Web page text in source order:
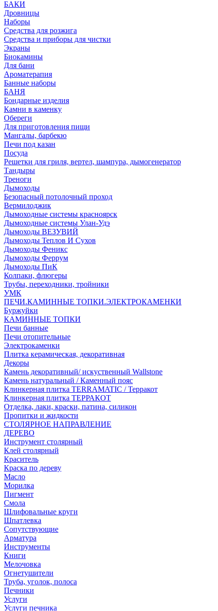
БАКИ
Дровницы
Наборы
Средства для розжига
Средства и приборы для чистки
Экраны
Биокамины
Для бани
Ароматерапия
Банные наборы
БАНЯ
Бондарные изделия
Камни в каменку
Обереги
Для приготовления пищи
Мангалы, барбекю
Печи под казан
Посуда
Решетки для гриля, вертел, шампура, дымогенератор
Тандыры
Треноги
Дымоходы
Безопасный потолочный проход
Вермилоджик
Дымоходные системы красноярск
Дымоходные системы Улан-Удэ
Дымоходы ВЕЗУВИЙ
Дымоходы Теплов И Сухов
Дымоходы Феникс
Дымоходы Феррум
Дымоходы ПиК
Колпаки, флюгеры
Трубы, переходники, тройники
УМК
ПЕЧИ.КАМИННЫЕ ТОПКИ.ЭЛЕКТРОКАМЕНКИ
Буржуйки
КАМИННЫЕ ТОПКИ
Печи банные
Печи отопительные
Электрокаменки
Плитка керамическая, декоративная
Декоры
Камень декоративный/ искуственный Wallstone
Камень натуральный / Каменный пояс
Клинкерная плитка TERRAMATIC / Терракот
Клинкерная плитка ТЕРРАКОТ
Отделка, лаки, краски, патина, силикон
Пропитки и жидкости
СТОЛЯРНОЕ НАПРАВЛЕНИЕ
ДЕРЕВО
Инструмент столярный
Клей столярный
Краситель
Краска по дереву
Масло
Морилка
Пигмент
Смола
Шлифовальные круги
Шпатлевка
Сопутствующие
Арматура
Инструменты
Книги
Мелочовка
Огнетушители
Труба, уголок, полоса
Печники
Услуги
Услуги печника